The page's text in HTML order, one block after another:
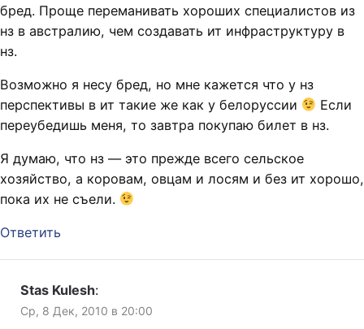
бред. Проще переманивать хороших специалистов из
нз в австралию, чем создавать ит инфраструктуру в
нз.
Возможно я несу бред, но мне кажется что у нз
перспективы в ит такие же как у белоруссии
Если
переубедишь меня, то завтра покупаю билет в нз.
Я думаю, что нз — это прежде всего сельское
хозяйство, а коровам, овцам и лосям и без ит хорошо,
пока их не съели.
Ответить
Stas Kulesh:
Ср, 8 Дек, 2010 в 20:00